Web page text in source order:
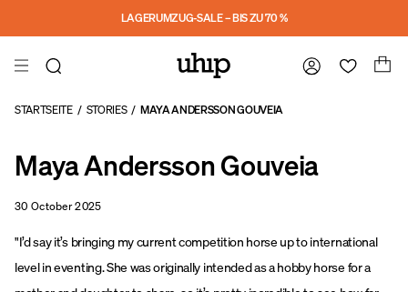
a11y-skip-to-main-contentLAGERUMZUG-SALE – BIS ZU 70 %
STARTSEITE / STORIES / MAYA ANDERSSON GOUVEIA
Maya Andersson Gouveia
30 October 2025
"I’d say it’s bringing my current competition horse up to international
level in eventing. She was originally intended as a hobby horse for a